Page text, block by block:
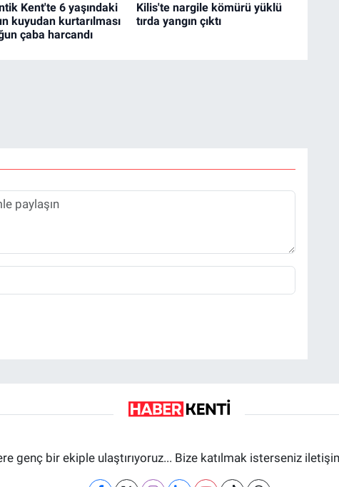
Kent'te 6 yaşındaki
kuyudan kurtarılması
çaba harcandı
Kilis'te nargile kömürü yüklü
tırda yangın çıktı
genç bir ekiple ulaştırıyoruz... Bize katılmak isterseniz